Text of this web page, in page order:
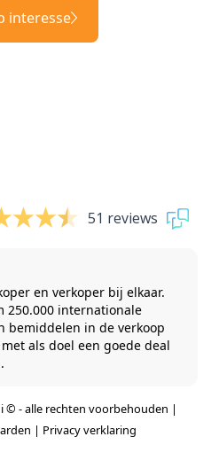
interesse
51 reviews
en verkoper bij elkaar.
250.000 internationale
bemiddelen in de verkoop
als doel een goede deal
© - alle rechten voorbehouden |
| Privacy verklaring